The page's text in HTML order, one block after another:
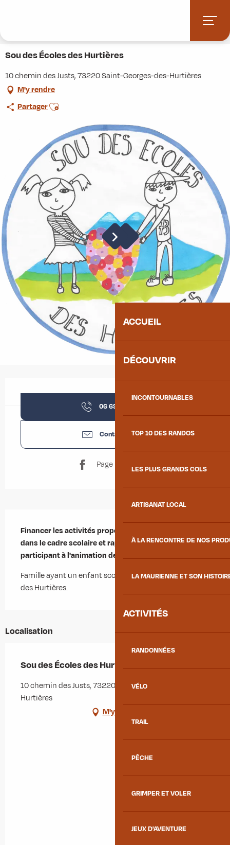
principal
ACCUEIL
DÉCOUVRIR
INCONTOURNABLES
TOP 10 DES RANDOS
LES PLUS GRANDS COLS
ARTISANAT LOCAL
À LA RENCONTRE DE NOS
LA MAURIENNE ET SON
ACTIVITÉS
RANDONNÉES
VÉLO
TRAIL
PÊCHE
GRIMPER ET VOLER
JEUX D'AVENTURE
Sou des Écoles des Hurtières
10 chemin des Justs, 73220 Saint-Georges-des-Hurtières
M'y rendre
PartagerAjouter aux favoris
Ouverture et coordonnées
06 69 54 85
Contactez-nous
Page Facebook
Financer les activités proposées par les enseignants
dans le cadre scolaire et rapprocher les familles en
participant à l'animation des villages.
Famille ayant un enfant scolarisé dans une des écoles
des Hurtières.
Localisation
Sou des Écoles des Hurtières
10 chemin des Justs, 73220 Saint-Georges-des-
Hurtières
M'y rendre